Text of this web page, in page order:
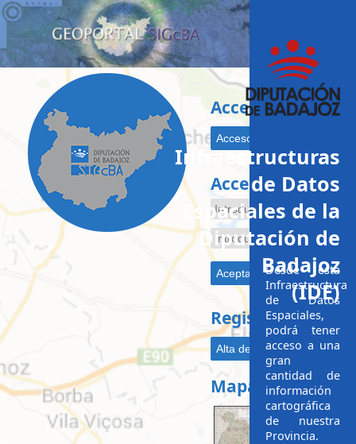
Acceso público
Acceso
Registro de
Mapas
Infraestructuras
de Datos
Espaciales de la
Diputación de
Badajoz
(IDE)
Desde esta
Infraestructura
de Datos
Espaciales,
podrá tener
acceso a una
gran
cantidad de
información
cartográfica
de nuestra
Provincia.